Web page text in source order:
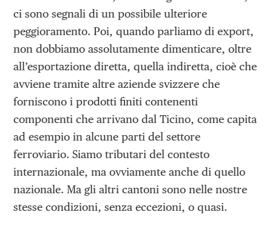
ci sono segnali di un possibile ulteriore
peggioramento. Poi, quando parliamo di export,
non dobbiamo assolutamente dimenticare, oltre
all’esportazione diretta, quella indiretta, cioè che
avviene tramite altre aziende svizzere che
forniscono i prodotti finiti contenenti
componenti che arrivano dal Ticino, come capita
ad esempio in alcune parti del settore
ferroviario. Siamo tributari del contesto
internazionale, ma ovviamente anche di quello
nazionale. Ma gli altri cantoni sono nelle nostre
stesse condizioni, senza eccezioni, o quasi.